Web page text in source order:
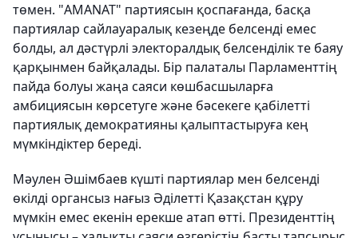
төмен. "AMANAT" партиясын қоспағанда, басқа
партиялар сайлауаралық кезеңде белсенді емес
болды, ал дәстүрлі электоралдық белсенділік те баяу
қарқынмен байқалады. Бір палаталы Парламенттің
пайда болуы жаңа саяси көшбасшыларға
амбициясын көрсетуге және бәсекеге қабілетті
партиялық демократияны қалыптастыруға кең
мүмкіндіктер береді.
Мәулен Әшімбаев күшті партиялар мен белсенді
өкілді органсыз нағыз Әділетті Қазақстан құру
мүмкін емес екенін ерекше атап өтті. Президенттің